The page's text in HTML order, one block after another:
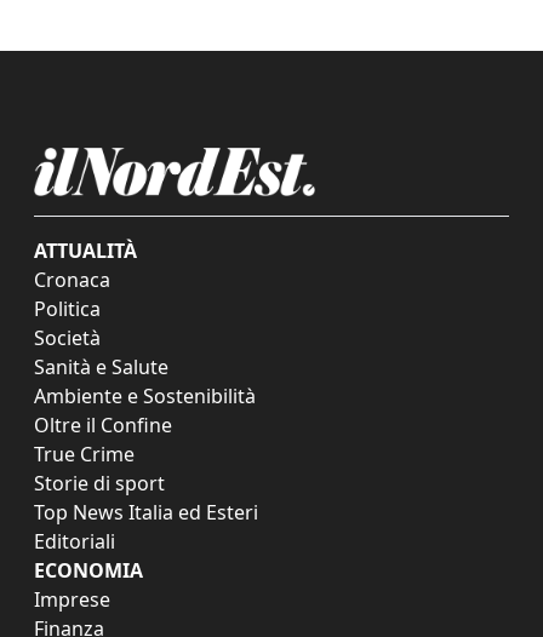
ATTUALITÀ
Cronaca
Politica
Società
Sanità e Salute
Ambiente e Sostenibilità
Oltre il Confine
True Crime
Storie di sport
Top News Italia ed Esteri
Editoriali
ECONOMIA
Imprese
Finanza